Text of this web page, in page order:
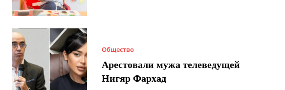
Общество
Арестовали мужа телеведущей
Нигяр Фархад